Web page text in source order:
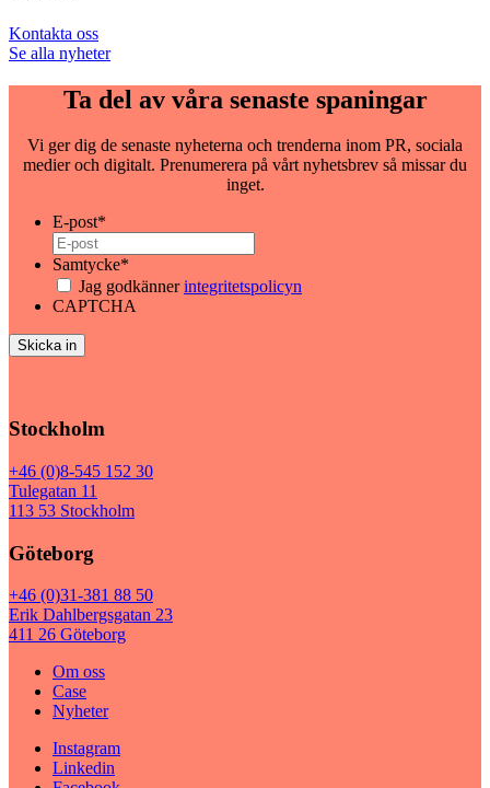
Kontakta oss
Se alla nyheter
Ta del av våra senaste spaningar
Vi ger dig de senaste nyheterna och trenderna inom PR, sociala
medier och digitalt. Prenumerera på vårt nyhetsbrev så missar du
inget.
E-post*
Samtycke*
Jag godkännerintegritetspolicyn
CAPTCHA
Stockholm
+46 (0)8-545 152 30
Tulegatan 11
113 53 Stockholm
Göteborg
+46 (0)31-381 88 50
Erik Dahlbergsgatan 23
411 26 Göteborg
Om oss
Case
Nyheter
Instagram
Linkedin